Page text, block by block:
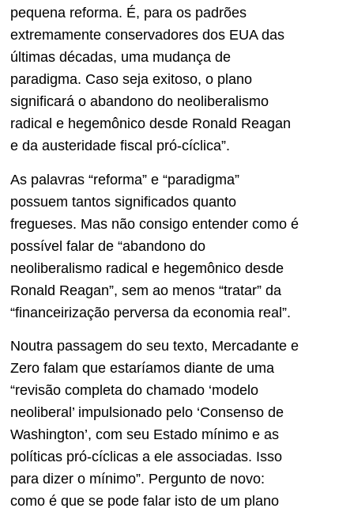
pequena reforma. É, para os padrões
extremamente conservadores dos EUA das
últimas décadas, uma mudança de
paradigma. Caso seja exitoso, o plano
significará o abandono do neoliberalismo
radical e hegemônico desde Ronald Reagan
e da austeridade fiscal pró-cíclica”.
As palavras “reforma” e “paradigma”
possuem tantos significados quanto
fregueses. Mas não consigo entender como é
possível falar de “abandono do
neoliberalismo radical e hegemônico desde
Ronald Reagan”, sem ao menos “tratar” da
“financeirização perversa da economia real”.
Noutra passagem do seu texto, Mercadante e
Zero falam que estaríamos diante de uma
“revisão completa do chamado ‘modelo
neoliberal’ impulsionado pelo ‘Consenso de
Washington’, com seu Estado mínimo e as
políticas pró-cíclicas a ele associadas. Isso
para dizer o mínimo”. Pergunto de novo:
como é que se pode falar isto de um plano